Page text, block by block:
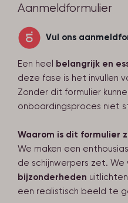
Aanmeldformulier
Vul ons
Een heel belangrijk en
deze fase is het invullen
Zonder dit formulier
onboardingsproces niet
Waarom is dit formulier
We maken een
de schijnwerpers zet. We
bijzonderheden
een realistisch beeld te